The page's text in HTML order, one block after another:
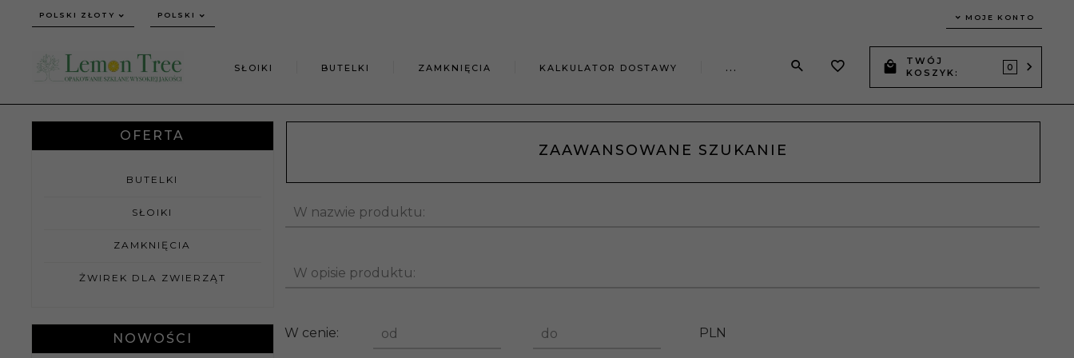
currency_h
POLSKI ZŁOTY POLSKI MOJE KONTO
SŁOIKI BUTELKI ZAMKNIĘCIA KALKULATOR DOSTAWY ...
TWÓJ
KOSZYK:
0
OFERTA
BUTELKI
SŁOIKI
ZAMKNIĘCIA
ŻWIREK DLA ZWIERZĄT
NOWOŚCI
ZAAWANSOWANE SZUKANIE
W nazwie produktu:
W opisie produktu:
W cenie: od do PLN